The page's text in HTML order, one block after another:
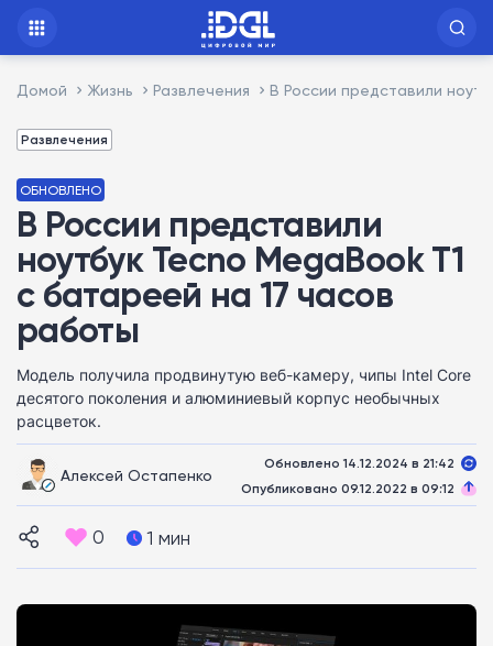
Домой Жизнь Развлечения В России представили
Развлечения
ОБНОВЛЕНО
В России представили
ноутбук Tecno MegaBook T1
с батареей на 17 часов
работы
Модель получила продвинутую веб-камеру, чипы Intel Core
десятого поколения и алюминиевый корпус необычных
расцветок.
Алексей Остапенко
Обновлено 14.12.2024 в 21:42
Опубликовано 09.12.2022 в 09:12
0 1 мин